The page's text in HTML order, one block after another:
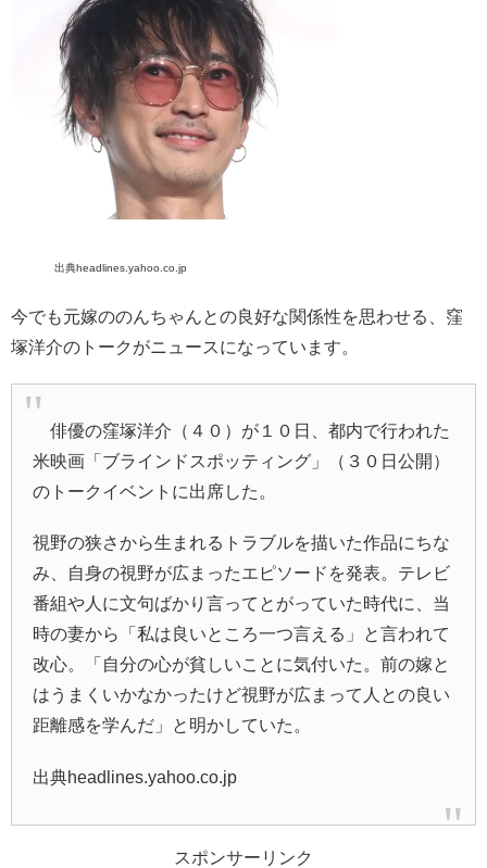
出典headlines.yahoo.co.jp
今でも元嫁ののんちゃんとの良好な関係性を思わせる、窪
塚洋介のトークがニュースになっています。
俳優の窪塚洋介（４０）が１０日、都内で行われた
米映画「ブラインドスポッティング」（３０日公開）
のトークイベントに出席した。
視野の狭さから生まれるトラブルを描いた作品にちな
み、自身の視野が広まったエピソードを発表。テレビ
番組や人に文句ばかり言ってとがっていた時代に、当
時の妻から「私は良いところ一つ言える」と言われて
改心。「自分の心が貧しいことに気付いた。前の嫁と
はうまくいかなかったけど視野が広まって人との良い
距離感を学んだ」と明かしていた。
出典headlines.yahoo.co.jp
スポンサーリンク